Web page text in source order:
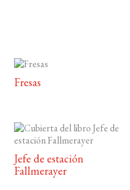
Fresas
Jefe de estación
Fallmerayer